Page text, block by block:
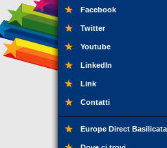
Facebook
Twitter
Youtube
LinkedIn
Link
Contatti
Europe Direct Basilicata